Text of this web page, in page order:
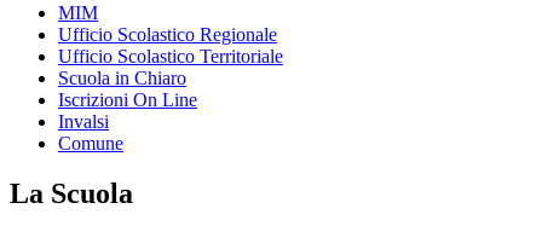
MIM
Ufficio Scolastico Regionale
Ufficio Scolastico Territoriale
Scuola in Chiaro
Iscrizioni On Line
Invalsi
Comune
La Scuola